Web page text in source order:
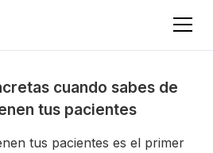
cuando sabes de
tus pacientes
tus pacientes es el primer